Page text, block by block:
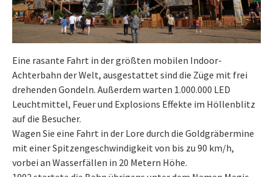
Eine rasante Fahrt in der größten mobilen Indoor-
Achterbahn der Welt, ausgestattet sind die Züge mit frei
drehenden Gondeln. Außerdem warten 1.000.000 LED
Leuchtmittel, Feuer und Explosions Effekte im Höllenblitz
auf die Besucher.
Wagen Sie eine Fahrt in der Lore durch die Goldgräbermine
mit einer Spitzengeschwindigkeit von bis zu 90 km/h,
vorbei an Wasserfällen in 20 Metern Höhe.